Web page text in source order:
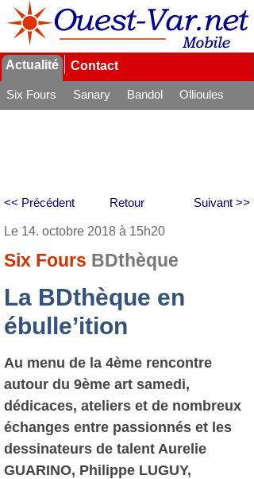
Actualité Contact
Six Fours Sanary Bandol
Ollioules
Retour
<< Précédent Suivant >>
Le 14. octobre 2018 à 15h20
Six Fours BDthèque
La BDthèque en
ébulle’ition
Au menu de la 4ème rencontre
autour du 9ème art samedi,
dédicaces, ateliers et de nombreux
échanges entre passionnés et les
dessinateurs de talent Aurelie
GUARINO, Philippe LUGUY,